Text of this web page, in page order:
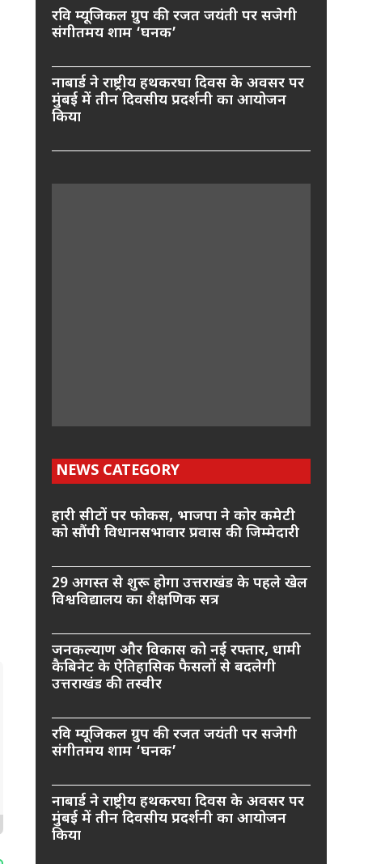
रवि म्यूजिकल ग्रुप की रजत जयंती पर सजेगी
संगीतमय शाम ‘घनक’
नाबार्ड ने राष्ट्रीय हथकरघा दिवस के अवसर पर
मुंबई में तीन दिवसीय प्रदर्शनी का आयोजन
किया
NEWS CATEGORY
हारी सीटों पर फोकस, भाजपा ने कोर कमेटी
को सौंपी विधानसभावार प्रवास की जिम्मेदारी
29 अगस्त से शुरू होगा उत्तराखंड के पहले खेल
विश्वविद्यालय का शैक्षणिक सत्र
जनकल्याण और विकास को नई रफ्तार, धामी
कैबिनेट के ऐतिहासिक फैसलों से बदलेगी
उत्तराखंड की तस्वीर
रवि म्यूजिकल ग्रुप की रजत जयंती पर सजेगी
संगीतमय शाम ‘घनक’
नाबार्ड ने राष्ट्रीय हथकरघा दिवस के अवसर पर
मुंबई में तीन दिवसीय प्रदर्शनी का आयोजन
किया